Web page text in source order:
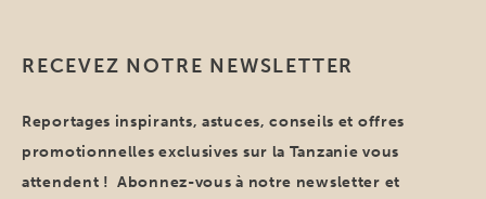
RECEVEZ NOTRE NEWSLETTER
Reportages inspirants, astuces, conseils et offres
promotionnelles exclusives sur la Tanzanie vous
attendent ! Abonnez-vous à notre newsletter et